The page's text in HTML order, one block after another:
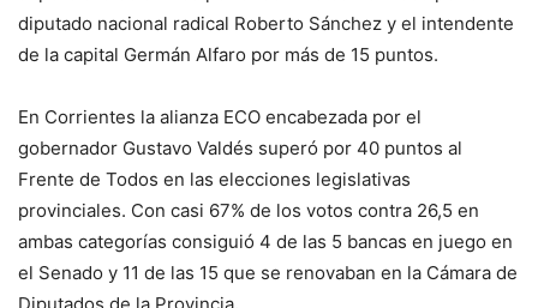
diputado nacional radical Roberto Sánchez y el intendente
de la capital Germán Alfaro por más de 15 puntos.
En Corrientes la alianza ECO encabezada por el
gobernador Gustavo Valdés superó por 40 puntos al
Frente de Todos en las elecciones legislativas
provinciales. Con casi 67% de los votos contra 26,5 en
ambas categorías consiguió 4 de las 5 bancas en juego en
el Senado y 11 de las 15 que se renovaban en la Cámara de
Diputados de la Provincia.